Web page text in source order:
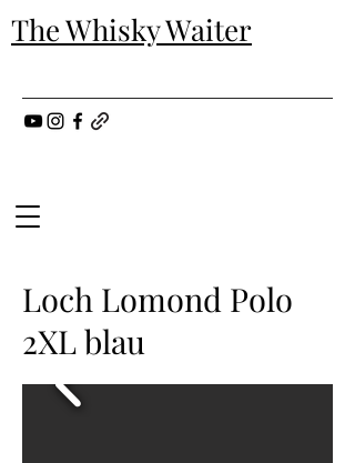
The Whisky Waiter
Loch Lomond Polo
2XL blau